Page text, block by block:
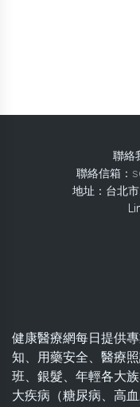
聯絡
聯絡信箱：
地址：台北
健康醫療網每日提供
知、用藥安全、醫療
班、銀髮、年輕各大
大疾病（糖尿病、高